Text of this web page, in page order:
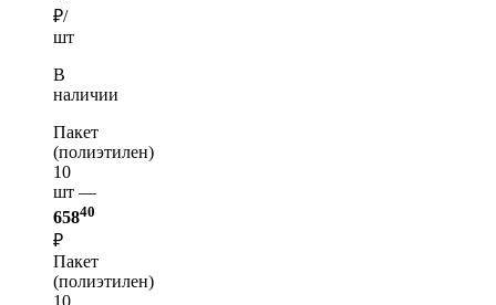
₽/
шт
В
наличии
Пакет
(полиэтилен)
10
шт —
65840
₽
Пакет
(полиэтилен)
10